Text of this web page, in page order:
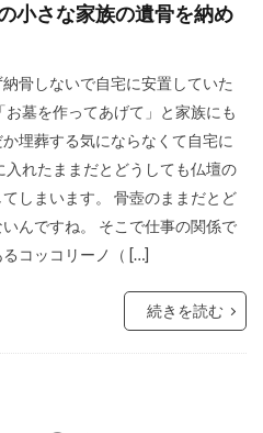
小さな家族の遺骨を納め
骨しないで自宅に安置していた
墓を作ってあげて」と家族にも
埋葬する気にならなくて自宅に
れたままだとどうしても仏壇の
しまいます。 骨壺のままだとど
んですね。 そこで仕事の関係で
コッコリーノ（ […]
続きを読む